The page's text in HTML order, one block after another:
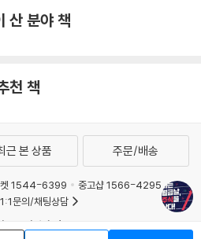
TIGER TOP10 ETF
디어컨텐츠 ETF
인먼트 기업에 분산투자
ETF 100%
나 우량주
가능!
산 분야 책
천 책
근 본 상품 주문/배송
켓 1544-6399
중고샵 1566-4295
문의/채팅상담
(주) 사업자 정보